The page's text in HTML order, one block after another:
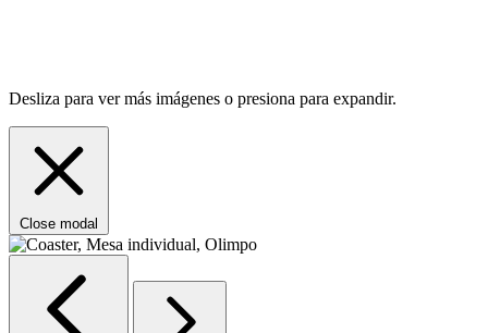
Desliza para ver más imágenes o presiona para expandir.
Close modal